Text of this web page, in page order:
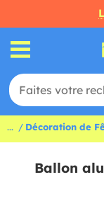
... Décoration de
Ballon